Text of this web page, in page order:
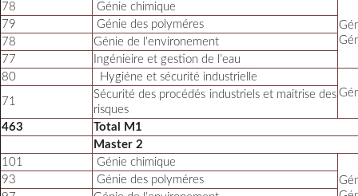
78
Génie chimique
79
Génie des polyméres
78
Génie de l’environement
77
Ingénieire et gestion de l’eau
80
Hygiéne et sécurité industrielle
71
Sécurité des procédés industriels et maitrise des
risques
463
Total M1
Master 2
101
Génie chimique
93
Génie des polyméres